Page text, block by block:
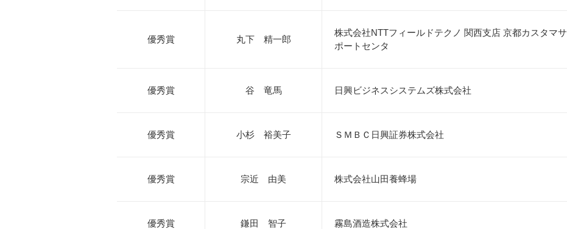
優秀賞 丸下 精一郎
株式会社NTTフィールドテクノ 関西支店 京都カスタマサ
ポートセンタ
優秀賞 谷 竜馬 日興ビジネスシステムズ株式会社
優秀賞 小杉 裕美子 ＳＭＢＣ日興証券株式会社
優秀賞 宗近 由美 株式会社山田養蜂場
優秀賞 鎌田 智子 霧島酒造株式会社